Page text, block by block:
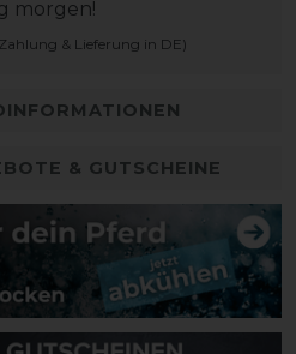
morgen!
& Lieferung in DE)
& GUTSCHEINE